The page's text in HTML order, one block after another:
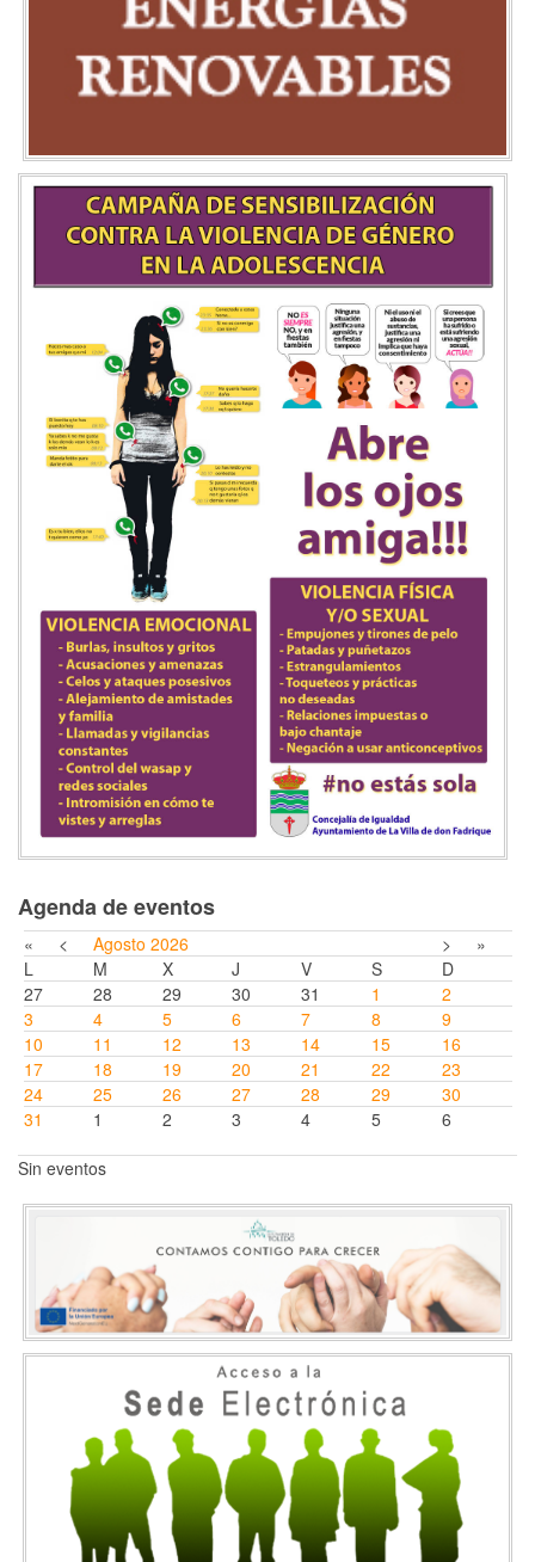
Agenda de eventos
« < Agosto 2026 >
»
L
M X J V S
D
27
28 29 30 31 1
2
3
4 5 6 7 8
9
10
11 12 13 14 15
16
17
18 19 20 21 22
23
24
25 26 27 28 29
30
31
1 2 3 4 5 6
Sin eventos